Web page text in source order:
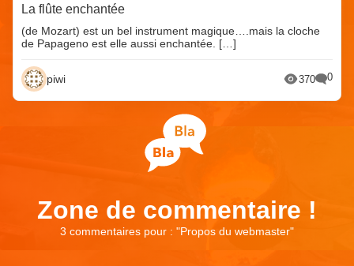
La flûte enchantée
(de Mozart) est un bel instrument magique….mais la cloche
de Papageno est elle aussi enchantée. […]
piwi 370 0
Zone de commentaire !
3 commentaires pour : "Propos du webmaster"